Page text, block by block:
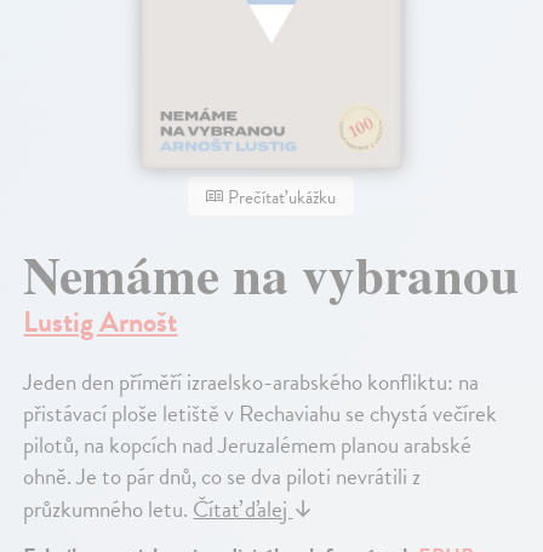
Prečítať ukážku
Nemáme na vybranou
Lustig Arnošt
Jeden den příměří izraelsko-arabského konfliktu: na
přistávací ploše letiště v Rechaviahu se chystá večírek
pilotů, na kopcích nad Jeruzalémem planou arabské
ohně. Je to pár dnů, co se dva piloti nevrátili z
průzkumného letu.Čítať ďalej↓